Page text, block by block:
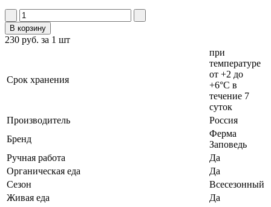
В корзину
230 руб. за 1 шт
Cрок хранения
при
температуре
от +2 до
+6°С в
течение 7
суток
Производитель
Россия
Бренд
Ферма
Заповедь
Ручная работа
Да
Органическая еда
Да
Сезон
Всесезонный
Живая еда
Да